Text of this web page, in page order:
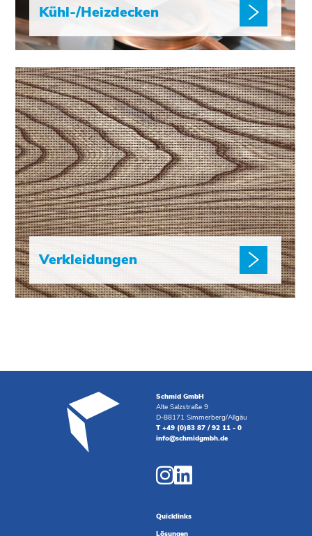
Kühl-/Heizdecken
Verkleidungen
Schmid GmbH
Alte Salzstraße 9
D-88171 Simmerberg/Allgäu
T +49 (0)83 87 / 92 11 - 0
info@schmidgmbh.de
Quicklinks
Lösungen